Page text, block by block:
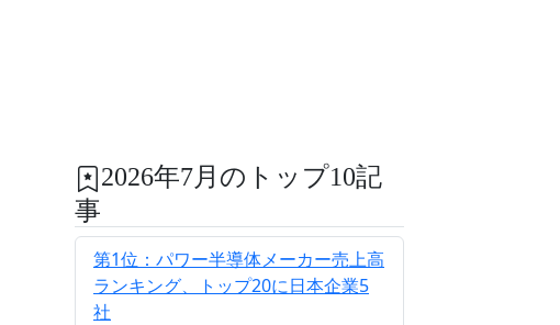
2026年7月のトップ10記
事
第1位：パワー半導体メーカー売上高
ランキング、トップ20に日本企業5
社